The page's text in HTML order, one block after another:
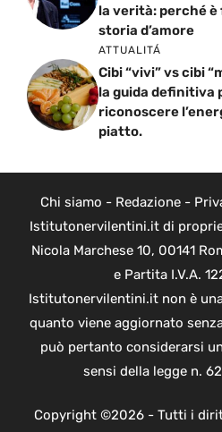
la verità: perché è
storia d’amore
ATTUALITÁ
Cibi “vivi” vs cibi
la guida definitiva
riconoscere
piatto.
Chi siamo - Redazione-
Istitutonervilentini.it di
Nicola Marchese 10, 00141
e Partita I.V.A.
Istitutonervilentini.it non è
quanto viene aggiornato
può pertanto considerarsi
sensi della legge n.
Copyright ©2026 - Tutti i